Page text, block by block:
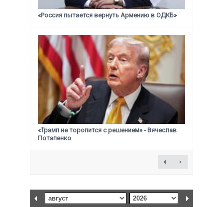
«Россия пытается вернуть Армению в ОДКБ»
«Трамп не торопится с решением» - Вячеслав
Потапенко